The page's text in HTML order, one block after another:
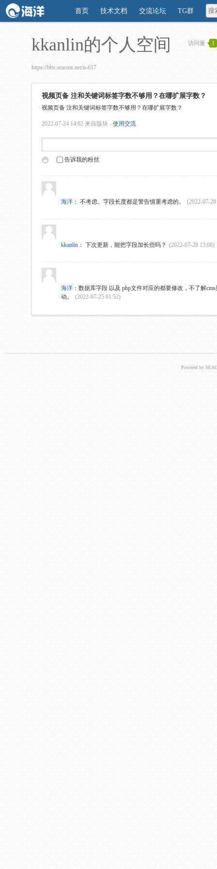
首页 技术文档 交流论坛 TG群
kkanlin的个人空间 访问量 1
https://bbs.seacms.net/u-617
视频页备 注和关键词标签字数不够用？在哪扩展字数？
视频页备 注和关键词标签字数不够用？在哪扩展字数？
2022-07-24 14:02 来自版块 - 使用交流
告诉我的粉丝
海洋 ： 不考虑。字段长度都是警告慎重考虑的。 (2022-07-
kkanlin ： 下次更新，能把字段加长些吗？ (2022-07-28 13:08)
海洋 ： 数据库字段 以及 php文件对应的都要修改，不了解
动。
(2022-07-25 01:52)
Powered by